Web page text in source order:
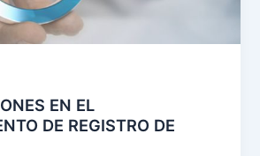
EN EL
DE REGISTRO DE